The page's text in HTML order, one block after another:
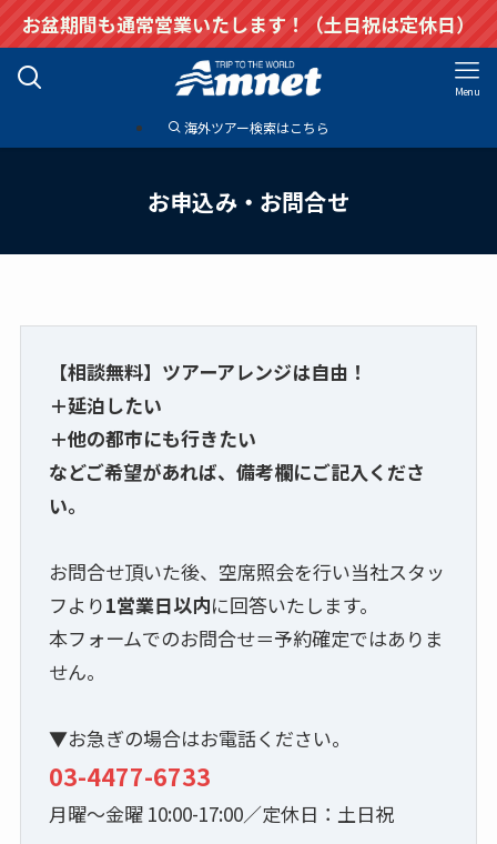
お盆期間も通常営業いたします！（土日祝は定休日）
Menu
海外ツアー検索はこちら
お申込み・お問合せ
【相談無料】ツアーアレンジは自由！
＋延泊したい
＋他の都市にも行きたい
などご希望があれば、備考欄にご記入くださ
い。
お問合せ頂いた後、空席照会を行い当社スタッ
フより1営業日以内に回答いたします。
本フォームでのお問合せ＝予約確定ではありま
せん。
▼お急ぎの場合はお電話ください。
03-4477-6733
月曜～金曜 10:00-17:00／定休日：土日祝